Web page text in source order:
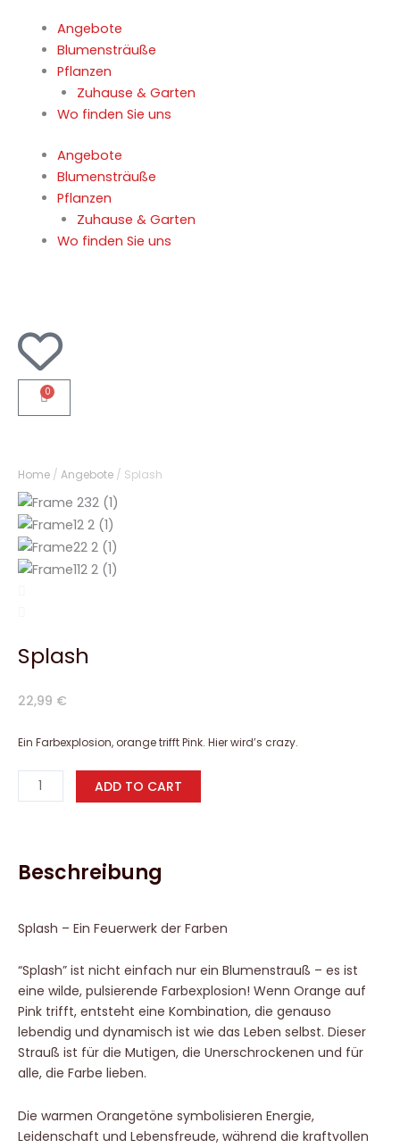
content
Angebote
Blumensträuße
Pflanzen
Zuhause & Garten
Wo finden Sie uns
Angebote
Blumensträuße
Pflanzen
Zuhause & Garten
Wo finden Sie uns
0
Cart
Home / Angebote / Splash
Splash
22,99 €
Ein Farbexplosion, orange trifft Pink. Hier wird’s crazy.
Splash
quantity
ADD TO CART
Beschreibung
Splash – Ein Feuerwerk der Farben
“Splash” ist nicht einfach nur ein Blumenstrauß – es ist
eine wilde, pulsierende Farbexplosion! Wenn Orange auf
Pink trifft, entsteht eine Kombination, die genauso
lebendig und dynamisch ist wie das Leben selbst. Dieser
Strauß ist für die Mutigen, die Unerschrockenen und für
alle, die Farbe lieben.
Die warmen Orangetöne symbolisieren Energie,
Leidenschaft und Lebensfreude, während die kraftvollen